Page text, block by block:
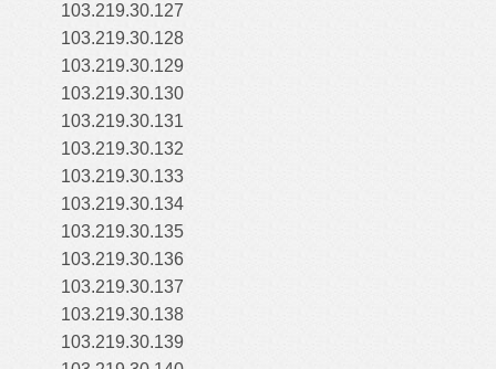
103.219.30.127
103.219.30.128
103.219.30.129
103.219.30.130
103.219.30.131
103.219.30.132
103.219.30.133
103.219.30.134
103.219.30.135
103.219.30.136
103.219.30.137
103.219.30.138
103.219.30.139